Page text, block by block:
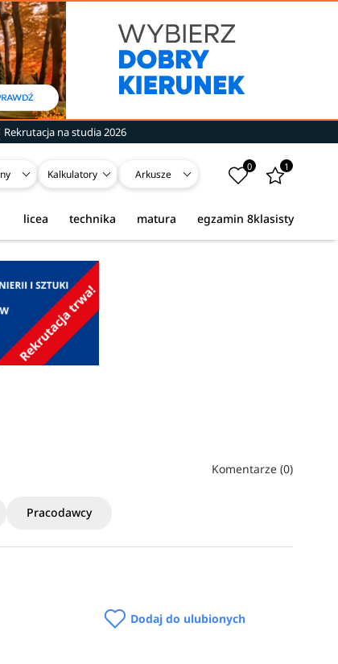
Rekrutacja na studia 2026
Kalkulatory Arkusze
0 1
egzamin 8klasisty
matura
technika
licea
Komentarze (0)
Pracodawcy
Dodaj do ulubionych